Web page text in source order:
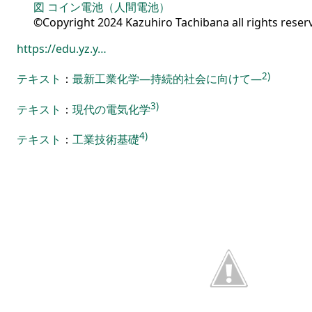
図 コイン電池（人間電池）
©Copyright 2024 Kazuhiro Tachibana all rights
https://edu.yz.y…
テキスト ： 最新工業化学―持続的社会に向けて―2)
テキスト ： 現代の電気化学3)
テキスト ： 工業技術基礎4)